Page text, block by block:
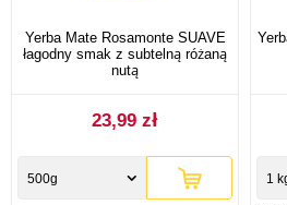
Yerba Mate Rosamonte SUAVE
łagodny smak z subtelną różaną
nutą
23,99 zł
500g 1